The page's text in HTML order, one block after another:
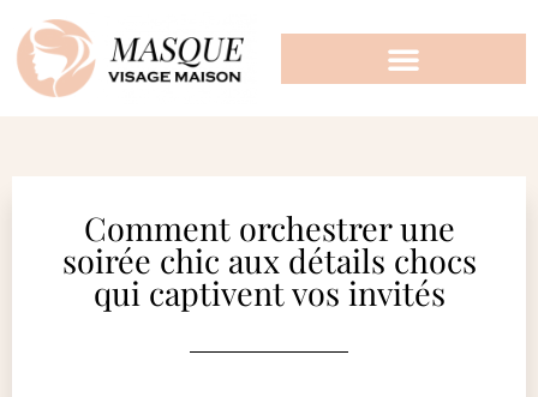
Comment orchestrer une
soirée chic aux détails chocs
qui captivent vos invités